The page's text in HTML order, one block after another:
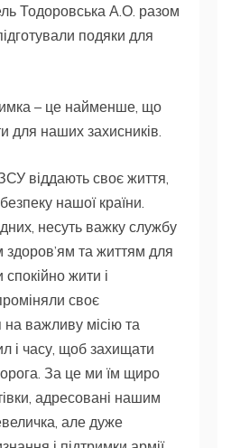
Тодоровська А.О. разом
подяки для
– це найменше, що
наших захисників.
віддають своє життя,
нашої країни.
несуть важку службу
здоров’ям та життям для
жити і
своє
на важливу місію та
і часу, щоб захищати
За це ми їм щиро
адресовані нашим
але дуже